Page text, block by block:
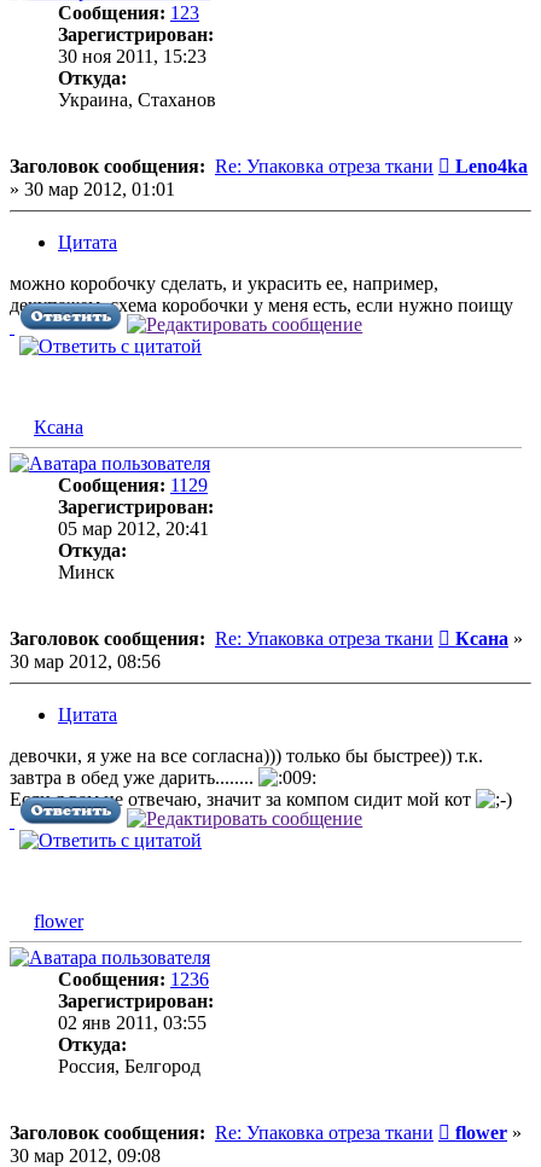
Сообщения: 123
Зарегистрирован:
30 ноя 2011, 15:23
Откуда:
Украина, Стаханов
Заголовок сообщения: Re: Упаковка отреза ткани
Leno4ka
» 30 мар 2012, 01:01
Цитата
можно коробочку сделать, и украсить ее, например,
декупажем, схема коробочки у меня есть, если нужно поищу
Ксана
Сообщения: 1129
Зарегистрирован:
05 мар 2012, 20:41
Откуда:
Минск
Заголовок сообщения: Re: Упаковка отреза ткани Ксана »
30 мар 2012, 08:56
Цитата
девочки, я уже на все согласна))) только бы быстрее)) т.к.
завтра в обед уже дарить........
Если я вам не отвечаю, значит за компом сидит мой кот
flower
Сообщения: 1236
Зарегистрирован:
02 янв 2011, 03:55
Откуда:
Россия, Белгород
Заголовок сообщения: Re: Упаковка отреза ткани flower »
30 мар 2012, 09:08